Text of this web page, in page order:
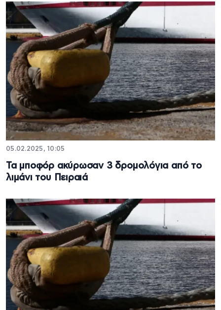
05.02.2025, 10:05
Τα μποφόρ ακύρωσαν 3 δρομολόγια από το
λιμάνι του Πειραιά